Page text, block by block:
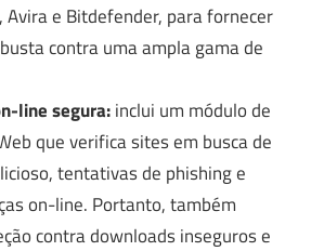
Avira e Bitdefender, para fornecer
contra uma ampla gama de
line segura:inclui um módulo de
que verifica sites em busca de
tentativas de phishing e
on-line. Portanto, também
contra downloads inseguros e